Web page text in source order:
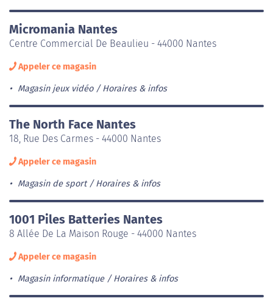
Micromania Nantes
Centre Commercial De Beaulieu - 44000 Nantes
Appeler ce magasin
Magasin jeux vidéo Horaires & infos
The North Face Nantes
18, Rue Des Carmes - 44000 Nantes
Appeler ce magasin
Magasin de sport Horaires & infos
1001 Piles Batteries Nantes
8 Allée De La Maison Rouge - 44000 Nantes
Appeler ce magasin
Magasin informatique Horaires & infos